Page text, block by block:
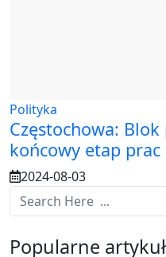
Polityka
Częstochowa:
końcowy etap prac
2024-08-03
Popularne